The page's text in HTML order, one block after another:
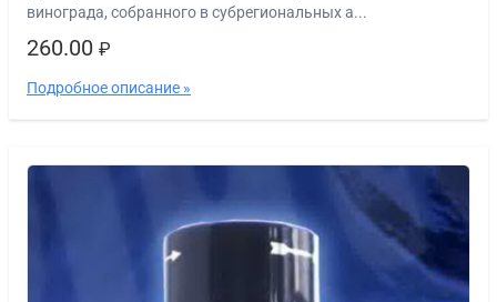
винограда, собранного в субрегиональных а...
260.00 ₽
Подробное описание »